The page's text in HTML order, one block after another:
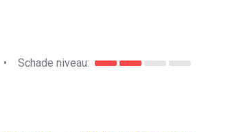
• Schade niveau: